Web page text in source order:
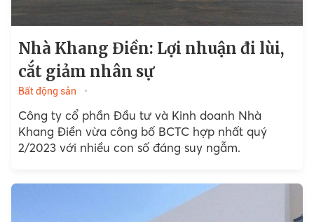
Nhà Khang Điền: Lợi nhuận đi lùi,
cắt giảm nhân sự
Bất động sản
Công ty cổ phần Đầu tư và Kinh doanh Nhà
Khang Điền vừa công bố BCTC hợp nhất quý
2/2023 với nhiều con số đáng suy ngẫm.